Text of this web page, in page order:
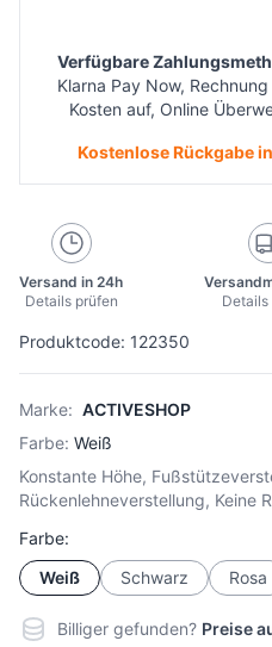
Produktcode: 122350
Marke: ACTIVESHOP
Farbe: Weiß
Konstante Höhe,
Rückenlehneverstellung, Keine
Farbe:
Weiß
Schwarz Rosa
Verfügbare
Klarna Pay Now,
Kosten auf, Online
Kostenlose Rückgabe
Versand in 24h
Details prüfen
Details
Billiger gefunden? Preise